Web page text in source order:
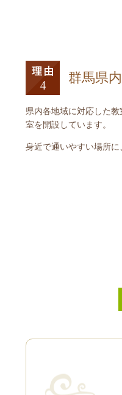
群馬県
県内各地域に対応した
室を開設しています。
身近で通いやすい場所に